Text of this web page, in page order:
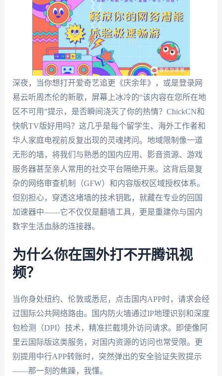
深夜，当你想打开爱奇艺追更《庆余年》，或是登录网
易云听周杰伦的新歌，屏幕上冰冷的“该内容在您所在地
区不可用”提示，是否瞬间浇灭了你的热情？ChickCN和
快帆TV版好用吗？这几乎是每个留学生、海外工作者和
华人家庭电视前反复出现的灵魂拷问。地域限制像一道
无形的墙，将我们与熟悉的国内应用、影音资源、游戏
服务器甚至亲人常用的社交平台隔绝开来。这背后是复
杂的网络审查机制（GFW）和内容版权区域授权体系。
但别担心，穿透这堵墙的技术钥匙，就藏在专业的回国
加速器中——它不仅仅是翻墙工具，更是重建你与国内
数字生活血脉的连接器。
为什么你在国外打不开腾讯视
频？
当你身处纽约、伦敦或悉尼，点击国内APP时，请求会经
过国际公共网络路由。国内防火墙通过IP地理识别和深度
包检测（DPI）技术，精准拦截境外访问请求。即使像阿
里云国际版这类服务，对国内资源的访问也常受限。更
别提用中行APP转账时，突然弹出的安全验证失败提示
——那一刻的焦躁，我懂。